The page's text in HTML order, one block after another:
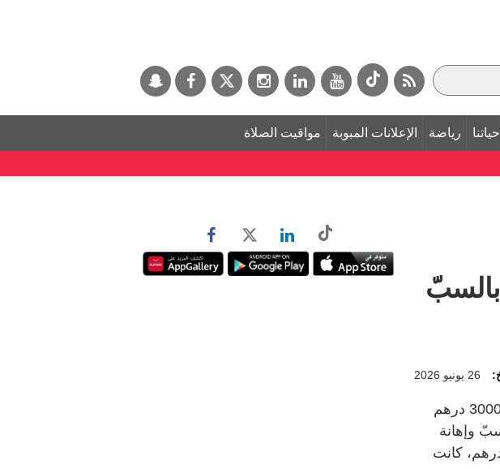
حياتنا رياضة الإعلانات المبوبة مواقيت الصلاة
بالسبّ
26 يونيو 2026
قضت محكمة العين للدعاوى المدنية والتجارية والإدارية بإلزام موظفة بدفع 3000 درهم
وإهانة
في العمل، وذلك إضافة إلى غرامة جزائية سابقة بقيمة 3000 درهم، كانت